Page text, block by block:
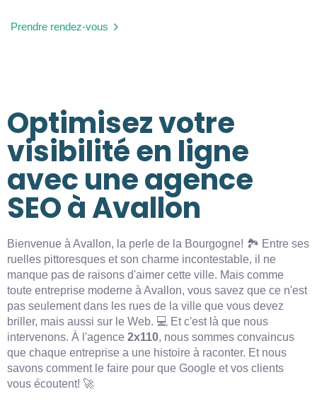
Prendre rendez-vous
Optimisez votre
visibilité en ligne
avec une agence
SEO à Avallon
Bienvenue à Avallon, la perle de la Bourgogne! 🏞️ Entre ses
ruelles pittoresques et son charme incontestable, il ne
manque pas de raisons d'aimer cette ville. Mais comme
toute entreprise moderne à Avallon, vous savez que ce n'est
pas seulement dans les rues de la ville que vous devez
briller, mais aussi sur le Web. 💻 Et c'est là que nous
intervenons. À l'agence 2x110, nous sommes convaincus
que chaque entreprise a une histoire à raconter. Et nous
savons comment le faire pour que Google et vos clients
vous écoutent! 🚀